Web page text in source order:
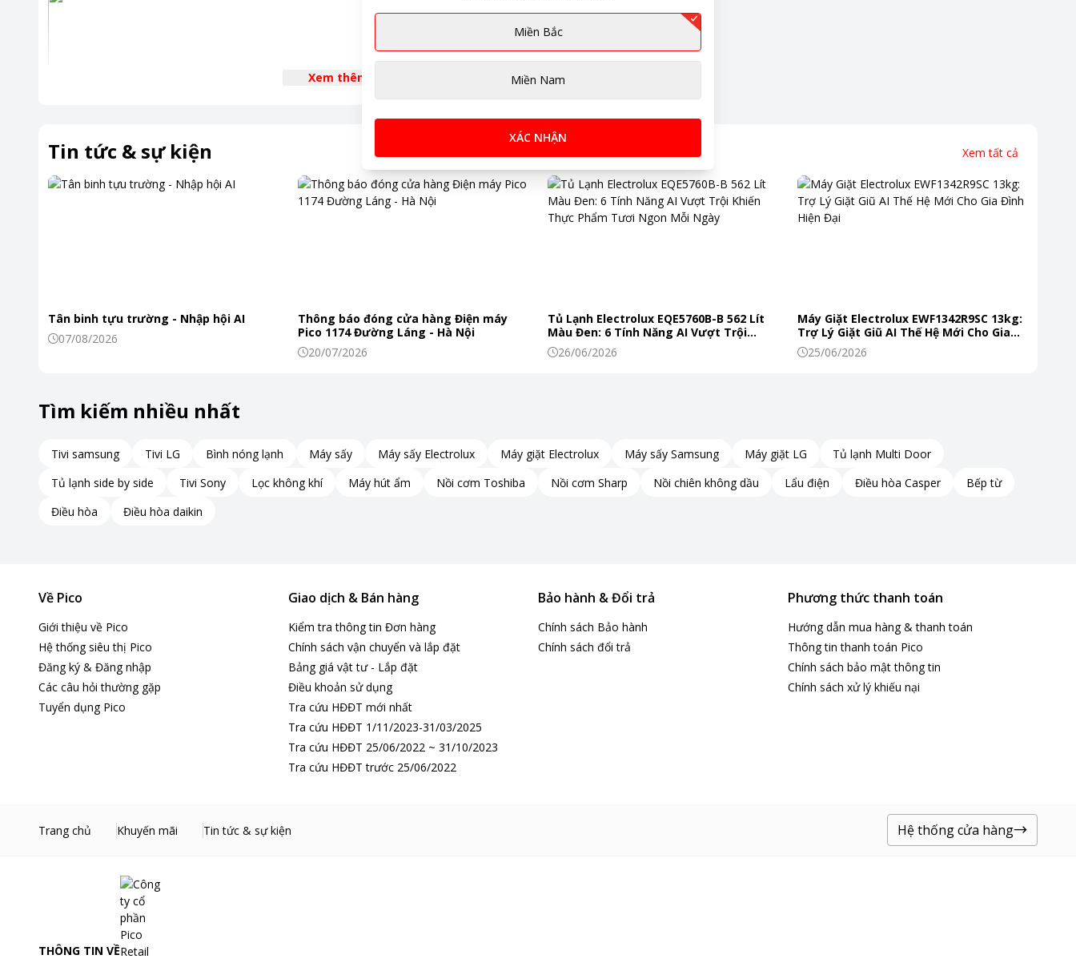
Máy lọc nước Kangaroo KG10A9S được tích hợp 3 chế độ lấy nước nóng - lạnh - Hydrogen cho bạn nhiều sự lựa chọn với mỗi nhu cầu khác nhau.
Xem thêm
Tin tức & sự kiện Xem tất cả
Tân binh tựu trường - Nhập hội AI
07/08/2026
Thông báo đóng cửa hàng Điện máy
Pico 1174 Đường Láng - Hà Nội
20/07/2026
Tủ Lạnh Electrolux EQE5760B-B 562 Lít
Màu Đen: 6 Tính Năng AI Vượt Trội
Khiến Thực Phẩm Tươi Ngon Mỗi Ngày
26/06/2026
Máy Giặt Electrolux EWF1342R9SC 13kg:
Trợ Lý Giặt Giũ AI Thế Hệ Mới Cho Gia
Đình Hiện Đại
25/06/2026
Tìm kiếm nhiều nhất
Tivi samsung Tivi LG Bình nóng lạnh Máy sấy Máy sấy Electrolux Máy giặt Electrolux Máy sấy Samsung Máy giặt LG
Tủ lạnh Multi Door
Tủ lạnh side by side
Tivi Sony Lọc không khí Máy hút ẩm Nồi cơm Toshiba Nồi cơm Sharp Nồi chiên không dầu Lẩu điện Điều hòa Casper
Bếp từ
Điều hòa
Điều hòa daikin
Về Pico
Giới thiệu về Pico
Hệ thống siêu thị Pico
Đăng ký & Đăng nhập
Các câu hỏi thường gặp
Tuyển dụng Pico
Giao dịch & Bán hàng
Kiểm tra thông tin Đơn hàng
Chính sách vận chuyển và lắp đặt
Bảng giá vật tư - Lắp đặt
Điều khoản sử dụng
Tra cứu HĐĐT mới nhất
Tra cứu HĐĐT 1/11/2023-31/03/2025
Tra cứu HĐĐT 25/06/2022 ~ 31/10/2023
Tra cứu HĐĐT trước 25/06/2022
Bảo hành & Đổi trả
Chính sách Bảo hành
Chính sách đổi trả
Phương thức thanh toán
Hướng dẫn mua hàng & thanh toán
Thông tin thanh toán Pico
Chính sách bảo mật thông tin
Chính sách xử lý khiếu nại
Trang chủ Khuyến mãi Tin tức & sự kiện Hệ thống cửa hàng
THÔNG TIN VỀ
Miền Bắc
Miền Nam
XÁC NHẬN